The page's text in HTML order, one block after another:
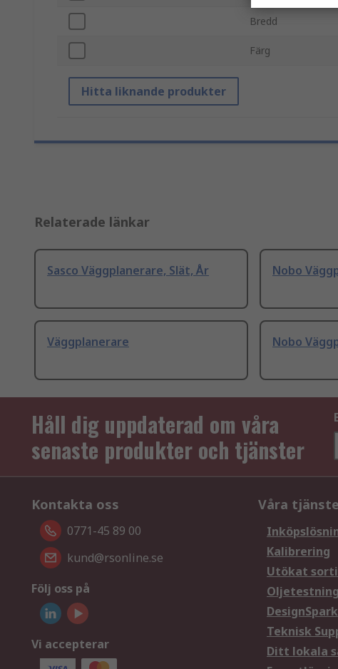
Bredd
Färg
Hitta liknande produkter
Relaterade länkar
Sasco Väggplanerare, Slät, År Nobo
Väggplanerare Nobo
Håll dig uppdaterad om våra
senaste produkter och tjänster
Kontakta oss
0771-45 89 00
kund@rsonline.se
Följ oss på
Vi accepterar
Våra
Kalibrering
Utökat
DesignSpark
Teknisk
Ditt lokala